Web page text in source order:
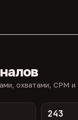
охватами, CPM и
243